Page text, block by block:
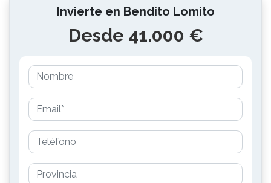
Invierte en Bendito Lomito
Desde 41.000 €